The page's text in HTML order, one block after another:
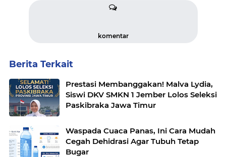
komentar
Berita Terkait
Prestasi Membanggakan! Malva Lydia,
Siswi DKV SMKN 1 Jember Lolos Seleksi
Paskibraka Jawa Timur
Waspada Cuaca Panas, Ini Cara Mudah
Cegah Dehidrasi Agar Tubuh Tetap
Bugar